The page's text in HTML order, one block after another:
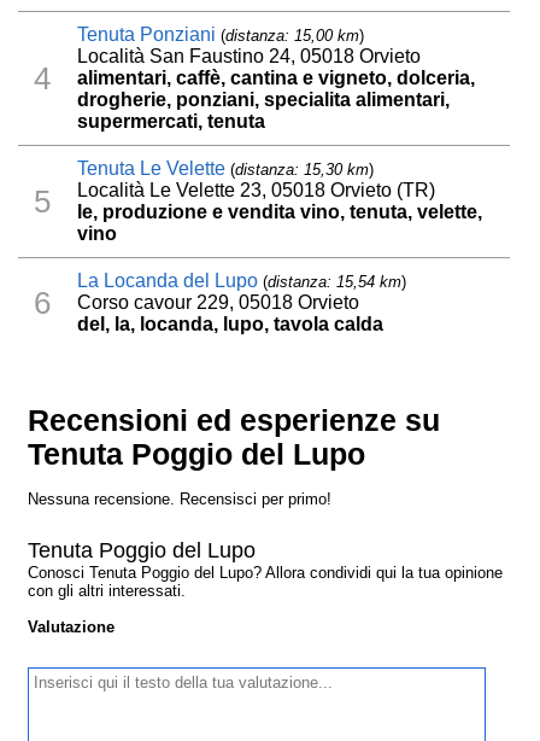
4
Tenuta Ponziani (distanza: 15,00 km)
Località San Faustino 24, 05018 Orvieto
alimentari, caffè, cantina e vigneto, dolceria,
drogherie, ponziani, specialita alimentari,
supermercati, tenuta
5
Tenuta Le Velette (distanza: 15,30 km)
Località Le Velette 23, 05018 Orvieto (TR)
le, produzione e vendita vino, tenuta, velette,
vino
6
La Locanda del Lupo (distanza: 15,54 km)
Corso cavour 229, 05018 Orvieto
del, la, locanda, lupo, tavola calda
Recensioni ed esperienze su
Tenuta Poggio del Lupo
Nessuna recensione. Recensisci per primo!
Tenuta Poggio del Lupo
Conosci Tenuta Poggio del Lupo? Allora condividi qui la tua opinione
con gli altri interessati.
Valutazione